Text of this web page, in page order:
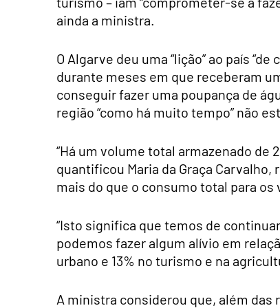
ainda a ministra.
O Algarve deu uma “lição” ao país
durante meses em que receberam
conseguir fazer uma poupança de
região “como há muito tempo” não
“Há um volume total armazenado de
quantificou Maria da Graça
mais do que o consumo total para os
“Isto significa que temos de
podemos fazer algum alívio em
urbano e 13% no turismo e na
A ministra considerou que, além